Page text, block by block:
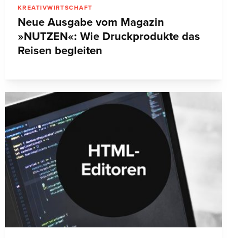
KREATIVWIRTSCHAFT
Neue Ausgabe vom Magazin
»NUTZEN«: Wie Druckprodukte das
Reisen begleiten